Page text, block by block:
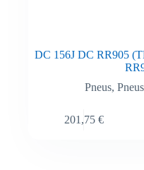
DC 156J DC RR905
Pneus,
201,75 €